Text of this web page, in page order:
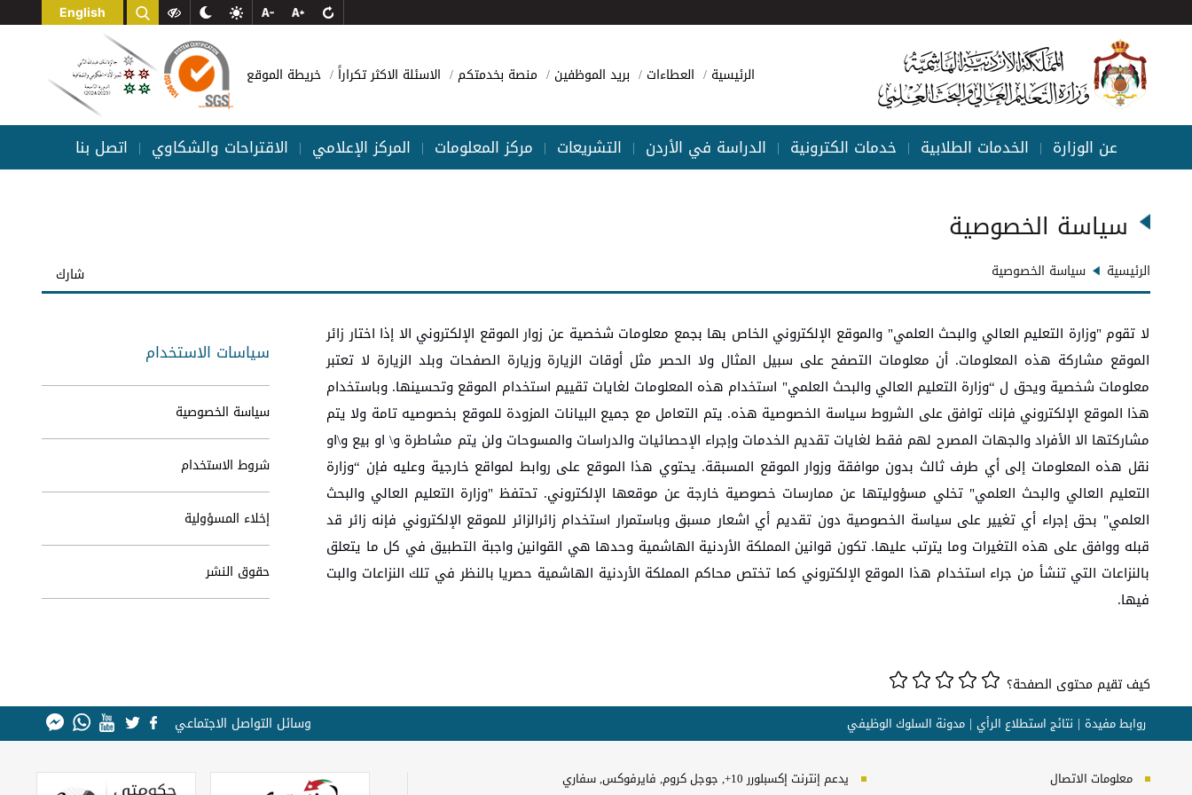
English
الرئيسية العطاءات بريد الموظفين منصة بخدمتكم الاسئلة الاكثر تكراراً خريطة الموقع
عن الوزارة | الخدمات الطلابية | خدمات الكترونية | الدراسة في الأردن | التشريعات | مركز المعلومات | المركز الإعلامي | الاقتراحات والشكاوي | اتصل بنا
سياسة الخصوصية
الرئيسية سياسة الخصوصية شارك
لا تقوم "وزارة التعليم العالي والبحث العلمي" والموقع الإلكتروني الخاص بها بجمع معلومات شخصية عن زوار الموقع ‏الإلكتروني الا إذا اختار زائر
الموقع مشاركة هذه المعلومات. أن معلومات التصفح على سبيل المثال ولا الحصر مثل أوقات الزيارة وزيارة الصفحات وبلد الزيارة لا تعتبر
معلومات شخصية ويحق ل “وزارة التعليم العالي والبحث العلمي" استخدام هذه المعلومات لغايات تقييم استخدام الموقع وتحسينها. وباستخدام
هذا الموقع الإلكتروني فإنك توافق على الشروط سياسة الخصوصية هذه. يتم التعامل مع جميع البيانات المزودة للموقع بخصوصيه تامة ولا يتم
مشاركتها الا الأفراد والجهات ‏المصرح لهم فقط لغايات تقديم الخدمات وإجراء الإحصائيات والدراسات والمسوحات ولن يتم مشاطرة و\ او بيع و\او
نقل هذه المعلومات إلى أي طرف ثالث بدون موافقة وزوار الموقع المسبقة. يحتوي هذا الموقع على روابط لمواقع خارجية وعليه فإن “وزارة
التعليم العالي والبحث العلمي" تخلي مسؤوليتها عن ممارسات خصوصية خارجة عن موقعها الإلكتروني. تحتفظ "وزارة التعليم العالي والبحث
العلمي" بحق إجراء أي تغيير على سياسة الخصوصية دون تقديم أي اشعار مسبق وباستمرار استخدام زائرالزائر للموقع الإلكتروني فإنه زائر قد
قبله ووافق على هذه التغيرات وما يترتب عليها. ‏تكون قوانين المملكة الأردنية الهاشمية وحدها هي القوانين واجبة التطبيق في كل ما يتعلق
بالنزاعات التي تنشأ من جراء استخدام هذا الموقع الإلكتروني كما تختص محاكم المملكة الأردنية الهاشمية حصريا بالنظر في تلك النزاعات والبت
فيها.
سياسات الاستخدام
سياسة الخصوصية
شروط الاستخدام
إخلاء المسؤولية
حقوق النشر
كيف تقيم محتوى الصفحة؟
روابط مفيدة نتائج استطلاع الرأي مدونة السلوك الوظيفي وسائل التواصل الاجتماعي
معلومات الاتصال
يدعم إنترنت إكسبلورر 10+, جوجل كروم, فايرفوكس, سفاري